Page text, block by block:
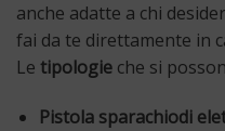
anche adatte a chi
fai da te direttamente in
Le tipologie che si
Pistola sparachiodi